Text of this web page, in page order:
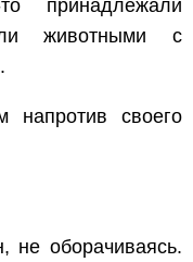
принадлежали
животными с
напротив своего
оборачиваясь.